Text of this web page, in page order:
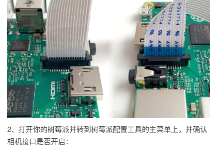
2、打开你的树莓派并转到树莓派配置工具的主菜单上，并确认
相机接口是否开启：